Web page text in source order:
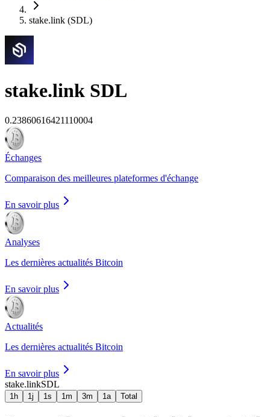
stake.link (SDL)
stake.link SDL
0.23860616421110004
Échanges
Comparaison des meilleures plateformes d'échange
En savoir plus
Analyses
Les dernières actualités Bitcoin
En savoir plus
Actualités
Les dernières actualités Bitcoin
En savoir plus
stake.linkSDL
1h 1j 1s 1m 3m 1a Total